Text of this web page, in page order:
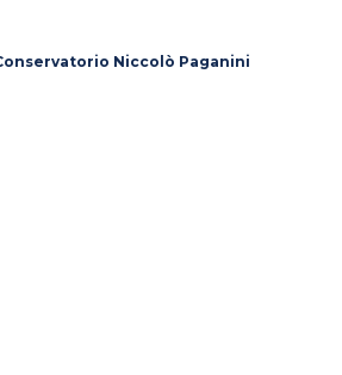
Niccolò Paganini